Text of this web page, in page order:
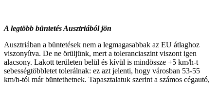
A legtöbb büntetés Ausztriából jön
Ausztriában a büntetések nem a legmagasabbak az EU átlaghoz
viszonyítva. De ne örüljünk, mert a toleranciaszint viszont igen
alacsony. Lakott területen belül és kívül is mindössze +5 km/h-t
sebességtöbbletet tolerálnak: ez azt jelenti, hogy városban 53-55
km/h-tól már büntethetnek. Tapasztalatuk szerint a számos cégautó,